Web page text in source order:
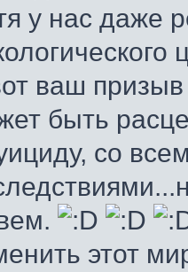
у нас даже
ваш призыв
быть
со
этот